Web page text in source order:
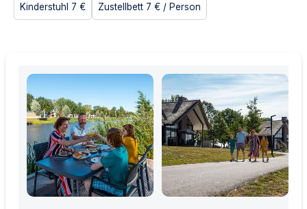
Kinderstuhl 7 € Zustellbett 7 € / Person